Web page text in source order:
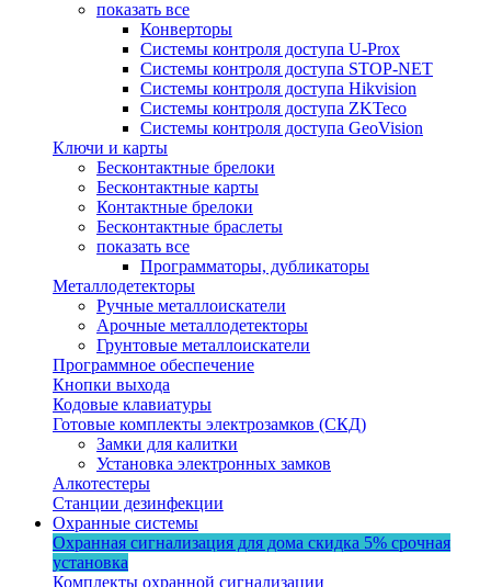
показать все
Конверторы
Системы контроля доступа U-Prox
Системы контроля доступа STOP-NET
Системы контроля доступа Hikvision
Системы контроля доступа ZKTeco
Системы контроля доступа GeoVision
Ключи и карты
Бесконтактные брелоки
Бесконтактные карты
Контактные брелоки
Бесконтактные браслеты
показать все
Программаторы, дубликаторы
Металлодетекторы
Ручные металлоискатели
Арочные металлодетекторы
Грунтовые металлоискатели
Программное обеспечение
Кнопки выхода
Кодовые клавиатуры
Готовые комплекты электрозамков (СКД)
Замки для калитки
Установка электронных замков
Алкотестеры
Станции дезинфекции
Охранные системы
Охранная сигнализация для дома скидка 5% срочная
установка
Комплекты охранной сигнализации